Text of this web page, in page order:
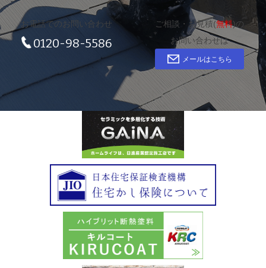
お電話でのお問い合わせ
0120-98-5586
ご相談・お見積(無料)の
お問い合わせは
メールはこちら